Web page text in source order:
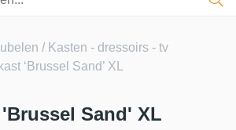
/ Kasten - dressoirs - tv
‘Brussel Sand’ XL
Sand' XL